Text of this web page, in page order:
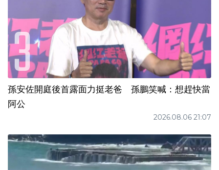
孫安佐開庭後首露面力挺老爸 孫鵬笑喊：想趕快當
阿公
2026.08.06 21:07